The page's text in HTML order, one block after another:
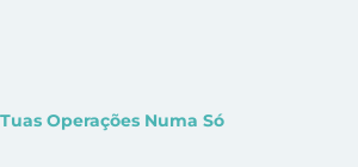
Operações Numa Só